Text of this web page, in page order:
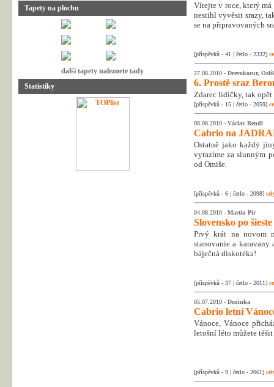
Tapety na plochu
další tapety naleznete tady
Statistiky
Vítejte v roce, který má
nestihl vyvěsit srazy,
se na připravovaných
[příspěvků - 41 | četlo - 2332]
27.08.2010 - Drevokocur,
6. Prostě sraz
Zdarec lidičky, tak opět
[příspěvků - 15 | četlo - 2059]
08.08.2010 - Václav Rendl
Cabrio na
Ostatně jako každý
vyrazíme za slunným
od Omiše.
[příspěvků - 6 | četlo - 2098]
04.08.2010 - Martin Pír
Slovensko po šieste
Prvý krát na novom
stanovanie a
báječná diskotéka!
[příspěvků - 37 | četlo - 2011]
05.07.2010 - Deninka
Cabrio letní
Vánoce, Vánoce
letošní léto můžete
[příspěvků - 9 | četlo - 2061]